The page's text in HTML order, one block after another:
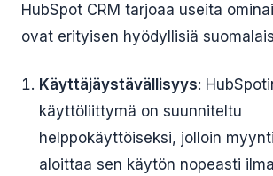
HubSpot CRM tarjoaa useita
ovat erityisen hyödyllisiä
Käyttäjäystävällisyys:
käyttöliittymä on suunniteltu
helppokäyttöiseksi, jolloin
aloittaa sen käytön nopeasti